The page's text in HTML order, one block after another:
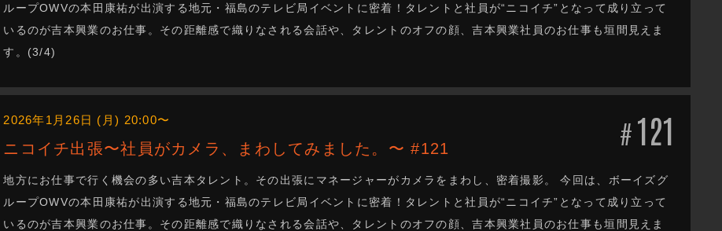
ループOWVの本田康祐が出演する地元・福島のテレビ局イベントに密着！タレントと社員が“ニコイチ”となって成り立って
いるのが吉本興業のお仕事。その距離感で織りなされる会話や、タレントのオフの顔、吉本興業社員のお仕事も垣間見えま
す。(3/4)
#121
2026年1月26日 (月) 20:00〜
ニコイチ出張〜社員がカメラ、まわしてみました。〜 #121
地方にお仕事で行く機会の多い吉本タレント。その出張にマネージャーがカメラをまわし、密着撮影。 今回は、ボーイズグ
ループOWVの本田康祐が出演する地元・福島のテレビ局イベントに密着！タレントと社員が“ニコイチ”となって成り立って
いるのが吉本興業のお仕事。その距離感で織りなされる会話や、タレントのオフの顔、吉本興業社員のお仕事も垣間見えま